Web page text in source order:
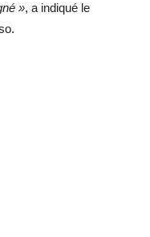
», a indiqué le